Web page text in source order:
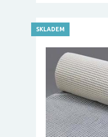
SKLADEM